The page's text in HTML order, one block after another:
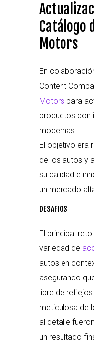
Catálogo
Motors
En
Content
Motors para
productos con
modernas.
El objetivo era
de los autos y
su calidad e
un mercado
DESAFIOS
El principal
variedad de
autos en
asegurando
libre de
meticulosa de
al detalle
un resultado